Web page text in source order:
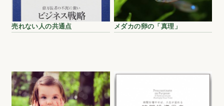
売れない人の共通点 メダカの卵の「真理」